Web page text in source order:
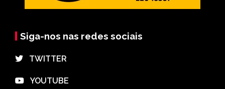
Siga-nos nas redes sociais
⠀TWITTER
⠀YOUTUBE